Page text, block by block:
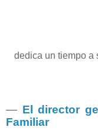
dedica un tiempo a
― El director
Familiar